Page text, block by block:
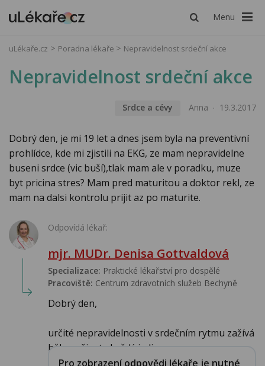
Menu
uLékaře.cz Poradna lékaře Nepravidelnost srdeční akce
Nepravidelnost srdeční akce
Srdce a cévy Anna 19.3.2017
Dobrý den, je mi 19 let a dnes jsem byla na preventivní
prohlídce, kde mi zjistili na EKG, ze mam nepravidelne
buseni srdce (vic buší),tlak mam ale v poradku, muze
byt pricina stres? Mam pred maturitou a doktor rekl, ze
mam na dalsi kontrolu prijit az po maturite.
Odpovídá lékař:
mjr. MUDr. Denisa Gottvaldová
Specializace: Praktické lékařství pro dospělé
Pracoviště: Centrum zdravotních služeb Bechyně
Dobrý den,
určité nepravidelnosti v srdečním rytmu zažívá
během života každý jedinec...
Pro zobrazení odpovědi lékaře je nutné